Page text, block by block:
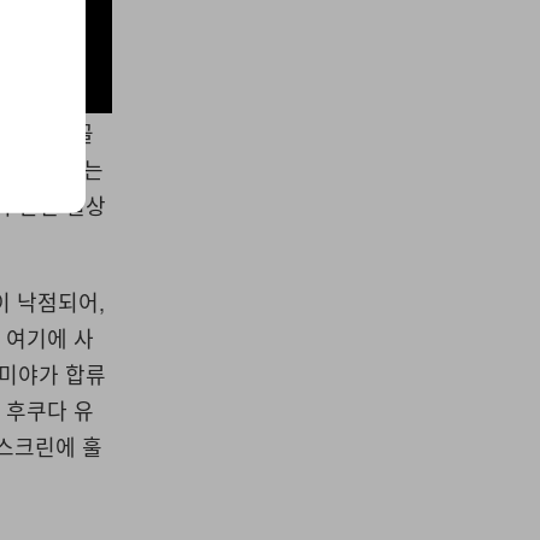
, 일본 골
나 현재는
반전 일상
낙점되어,
기에 사
야가 합류
쿠다 유
크린에 훌